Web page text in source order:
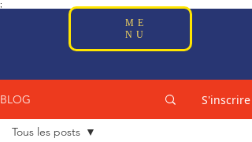
;
ME
NU
BLOG S'inscrire
Tous les posts